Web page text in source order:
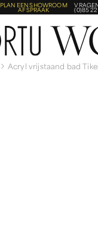
PLAN EEN SHOWROOM
AFSPRAAK (0)85
Acryl vrijstaand bad Tikei